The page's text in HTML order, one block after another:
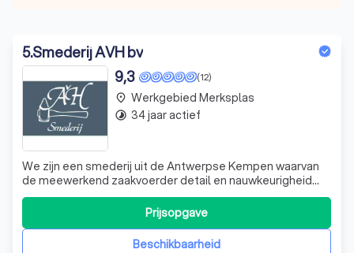
5.Smederij AVH bv
(12)
9,3
We zijn een smederij uit de Antwerpse Kempen waarvan
de meewerkend zaakvoerder detail en nauwkeurigheid
hoog in het vaandel draagt. Een binnendeur, buitenraam,
orangerie, trapleuning, enz. volgens uw stijl en smaak?
Smederij AVH maakt dit alles en meer op maat en volgens
uw wensen. Alle specifiBeschikbaarheid
Prijsopgave
place Werkgebied Merksplas
timelapse 34 jaar actief